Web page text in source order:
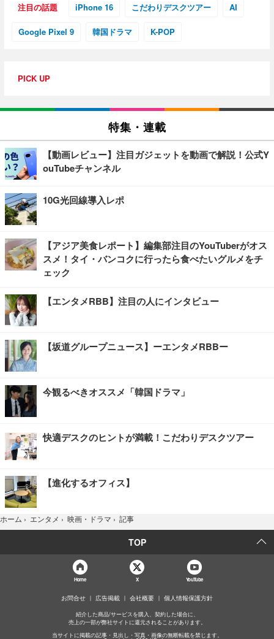
注目の話題 iPhone 16 こだわりデスクツアー AI
Google Pixel 9 韓国ドラマ K-POP
PICK UP
特集・連載
【動画レビュー】注目ガジェットを動画で解説！公式Y
ouTubeチャンネル
10G光回線導入レポ
【アジア美食レポート】編集部注目のYouTuberがオス
スメ！タイ・バンコクに行ったら食べたいグルメをチ
ェック
【エンタメRBB】注目の人にインタビュー
【坂道グループニュース】ーエンタメRBBー
今観るべきオススメ「韓国ドラマ」
快適デスクのヒントが満載！こだわりデスクツアー
【進化するオフィス】
ホーム › エンタメ › 映画・ドラマ › 記事
TOP
Home X YouTube
お問合せ 広告掲載 会社概要 個人情報保護方針
紹介した商品/サービスを購入、契約した場合に、
売上の一部が弊社サイトに還元されることがあります。
当サイトに掲載の記事・見出し・写真・画像の無断転載を禁じます。